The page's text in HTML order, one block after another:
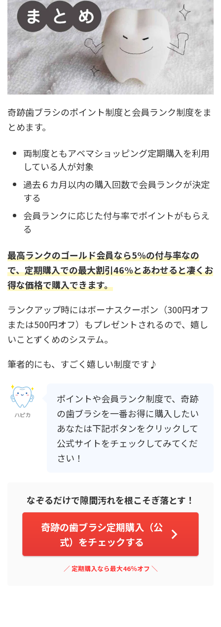
奇跡歯ブラシのポイント制度と会員ランク制度をま
とめます。
両制度ともアベマショッピング定期購入を利用
している人が対象
過去６カ月以内の購入回数で会員ランクが決定
する
会員ランクに応じた付与率でポイントがもらえ
る
最高ランクのゴールド会員なら5%の付与率なの
で、定期購入での最大割引46%とあわせると凄くお
得な価格で購入できます。
ランクアップ時にはボーナスクーポン（300円オフ
または500円オフ）もプレゼントされるので、嬉し
いことずくめのシステム。
筆者的にも、すごく嬉しい制度です♪
ハピカ
ポイントや会員ランク制度で、奇跡
の歯ブラシを一番お得に購入したい
あなたは下記ボタンをクリックして
公式サイトをチェックしてみてくだ
さい！
なぞるだけで隙間汚れを根こそぎ落とす！
奇跡の歯ブラシ定期購入（公
式）をチェックする
／ 定期購入なら最大46％オフ ＼